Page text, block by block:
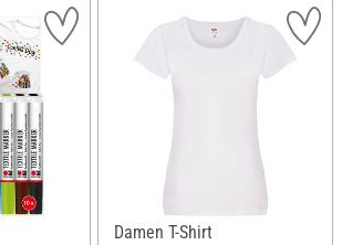
Damen T-Shirt